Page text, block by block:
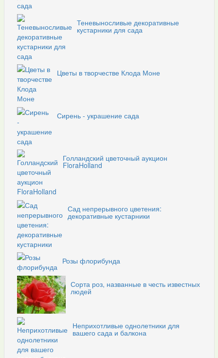
Теневыносливые декоративные
кустарники для сада
Цветы в творчестве Клода Моне
Сирень - украшение сада
Голландский цветочный аукцион
FloraHolland
Сад непрерывного цветения:
декоративные кустарники
Розы флорибунда
Сорта роз, названные в честь известных
людей
Неприхотливые однолетники для
вашего сада и балкона